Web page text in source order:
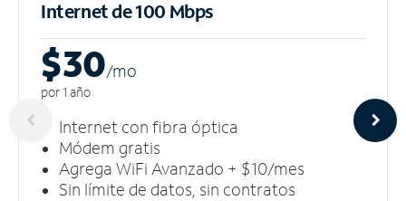
Internet de 100 Mbps
$30/mo
por 1 año
Internet con fibra óptica
Módem gratis
Agrega WiFi Avanzado + $10/mes
Sin límite de datos, sin contratos